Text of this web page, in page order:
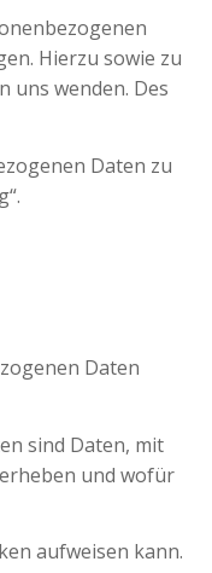
Hierzu sowie zu
uns wenden. Des
Daten zu
Daten
sind Daten, mit
und wofür
aufweisen kann.